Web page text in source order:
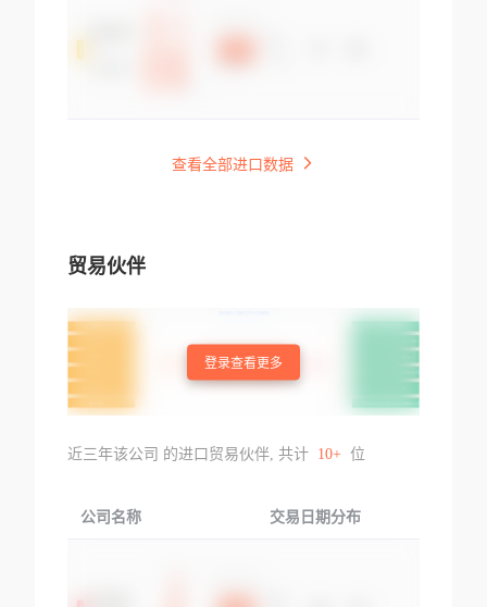
查看全部进口数据
贸易伙伴
登录查看更多
近三年该公司 的进口贸易伙伴, 共计 10+ 位
公司名称 交易日期分布